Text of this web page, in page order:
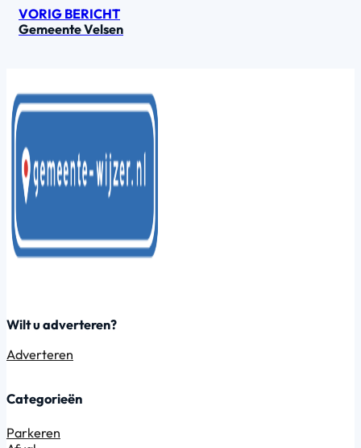
VORIG BERICHT
Gemeente Velsen
Wilt u adverteren?
Adverteren
Categorieën
Parkeren